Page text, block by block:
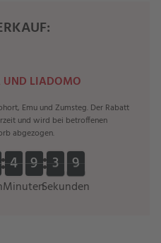
LIADOMO
Emu und Zumsteg. Der Rabatt
und wird bei betroffenen
abgezogen.
Minuten
4
4
4
4 9
9
9
9
Sekunden
3
3
3
3 8
9
9
8